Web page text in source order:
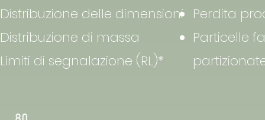
Distribuzione delle dimensioni
Distribuzione di massa
Limiti di segnalazione (RL)*
Perdita
Particelle